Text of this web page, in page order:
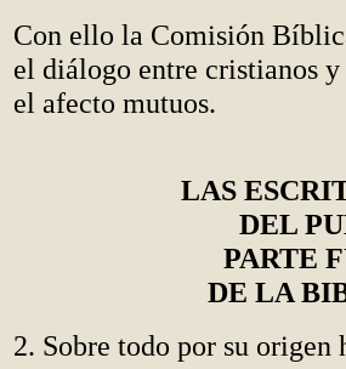
Con ello la Comisión
el diálogo entre cristianos
el afecto mutuos.
LAS
DEL
PARTE
DE LA
2. Sobre todo por su